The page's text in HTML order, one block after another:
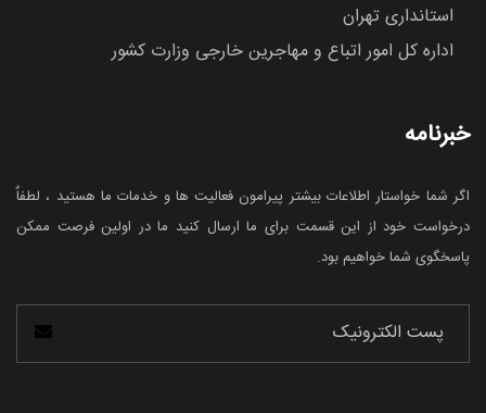
استانداری تهران
اداره کل امور اتباع و مهاجرین خارجی وزارت کشور
خبرنامه
اگر شما خواستار اطلاعات بیشتر پیرامون فعالیت ها و خدمات ما هستید ، لطفاٌ
درخواست خود از این قسمت برای ما ارسال کنید ما در اولین فرصت ممکن
پاسخگوی شما خواهیم بود.